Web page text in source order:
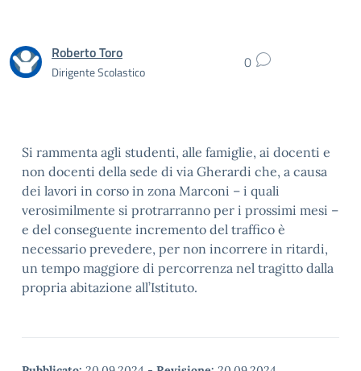
Roberto Toro
Dirigente Scolastico 0
Si rammenta agli studenti, alle famiglie, ai docenti e
non docenti della sede di via Gherardi che, a causa
dei lavori in corso in zona Marconi – i quali
verosimilmente si protrarranno per i prossimi mesi –
e del conseguente incremento del traffico è
necessario prevedere, per non incorrere in ritardi,
un tempo maggiore di percorrenza nel tragitto dalla
propria abitazione all’Istituto.